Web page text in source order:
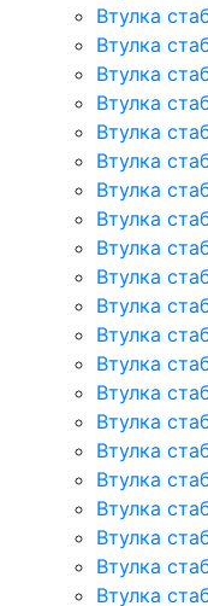
Втулка
Втулка
Втулка
Втулка
Втулка
Втулка
Втулка
Втулка
Втулка
Втулка
Втулка
Втулка
Втулка
Втулка
Втулка
Втулка
Втулка
Втулка
Втулка
Втулка
Втулка